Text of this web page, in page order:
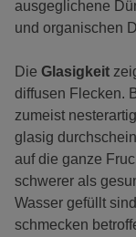
ausgeglichene
und organischen
Die Glasigkeit
diffusen Flecken.
zumeist
glasig
auf die ganze
schwerer als
Wasser gefüllt
schmecken